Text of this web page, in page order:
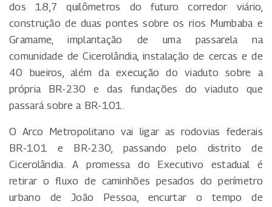
dos 18,7 quilômetros do futuro corredor viário,
construção de duas pontes sobre os rios Mumbaba e
Gramame, implantação de uma passarela na
comunidade de Cicerolândia, instalação de cercas e de
40 bueiros, além da execução do viaduto sobre a
própria BR-230 e das fundações do viaduto que
passará sobre a BR-101.
O Arco Metropolitano vai ligar as rodovias federais
BR-101 e BR-230, passando pelo distrito de
Cicerolândia. A promessa do Executivo estadual é
retirar o fluxo de caminhões pesados do perímetro
urbano de João Pessoa, encurtar o tempo de